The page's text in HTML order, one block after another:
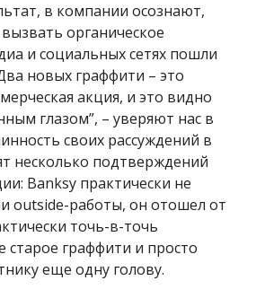
в компании осознают,
органическое
и социальных сетях пошли
новых граффити – это
акция, и это видно
глазом”, – уверяют нас в
своих рассуждений в
несколько подтверждений
Banksy практически не
outside-работы, он отошел от
точь-в-точь
старое граффити и просто
еще одну голову.